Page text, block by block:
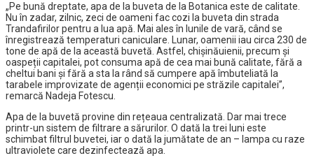
„Pe bună dreptate, apa de la buveta de la Botanica este de calitate.
Nu în zadar, zilnic, zeci de oameni fac cozi la buveta din strada
Trandafirilor pentru a lua apă. Mai ales în lunile de vară, când se
înregistrează temperaturi caniculare. Lunar, oamenii iau circa 230 de
tone de apă de la această buvetă. Astfel, chișinăuienii, precum și
oaspeții capitalei, pot consuma apă de cea mai bună calitate, fără a
cheltui bani și fără a sta la rând să cumpere apă îmbuteliată la
tarabele improvizate de agenții economici pe străzile capitalei”,
remarcă Nadeja Fotescu.
Apa de la buvetă provine din rețeaua centralizată. Dar mai trece
printr-un sistem de filtrare a sărurilor. O dată la trei luni este
schimbat filtrul buvetei, iar o dată la jumătate de an – lampa cu raze
ultraviolete care dezinfectează apa.